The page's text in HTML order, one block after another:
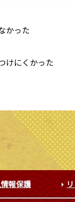
かった
けにくかった
報保護